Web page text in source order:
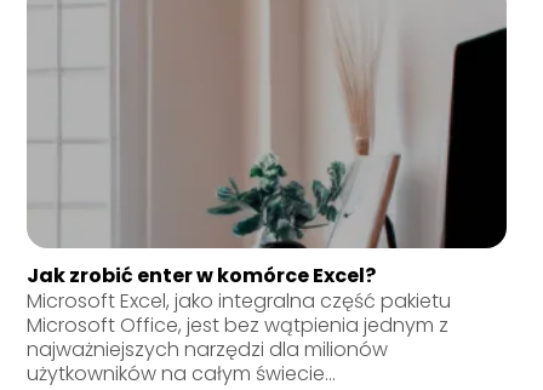
Jak zrobić enter w komórce Excel?
Microsoft Excel, jako integralna część pakietu
Microsoft Office, jest bez wątpienia jednym z
najważniejszych narzędzi dla milionów
użytkowników na całym świecie...